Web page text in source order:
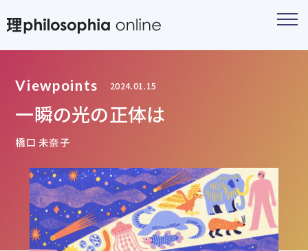
Viewpoints 2024.01.15
一瞬の光の正体は
橋口 未奈子